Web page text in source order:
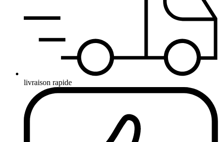
livraison rapide